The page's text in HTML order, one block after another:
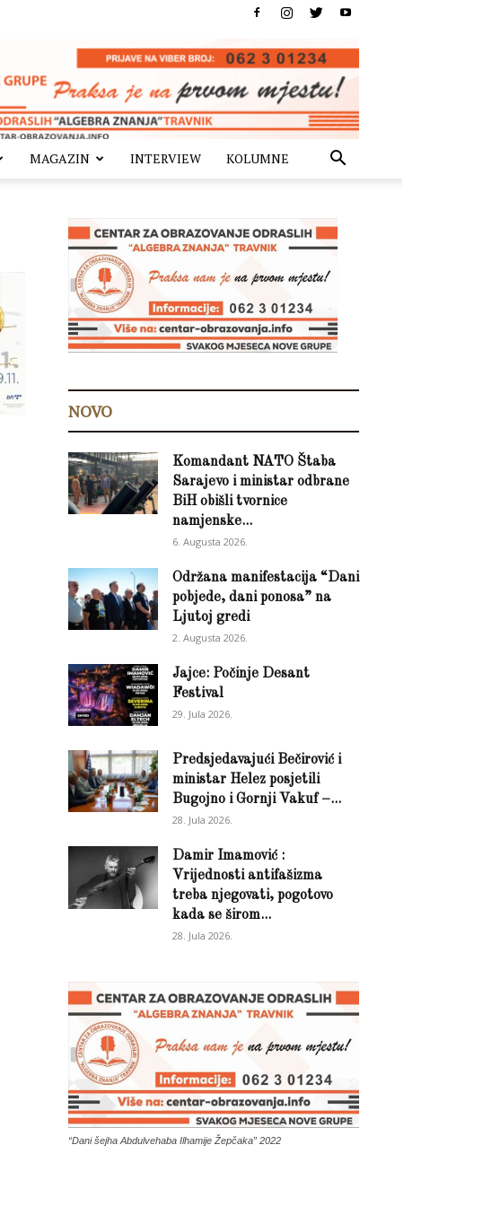
MAGAZIN INTERVIEW KOLUMNE
NOVO
Komandant NATO Štaba
Sarajevo i ministar odbrane
BiH obišli tvornice
namjenske...
6. Augusta 2026.
Održana manifestacija “Dani
pobjede, dani ponosa” na
Ljutoj gredi
2. Augusta 2026.
Jajce: Počinje Desant
Festival
29. Jula 2026.
Predsjedavajući Bečirović i
ministar Helez posjetili
Bugojno i Gornji Vakuf –...
28. Jula 2026.
Damir Imamović :
Vrijednosti antifašizma
treba njegovati, pogotovo
kada se širom...
28. Jula 2026.
“Dani šejha Abdulvehaba Ilhamije Žepčaka” 2022